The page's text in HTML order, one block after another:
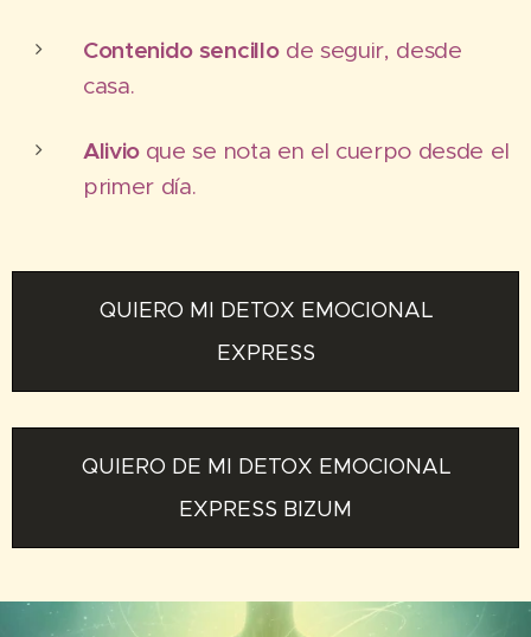
Contenido sencillode seguir, desde
casa.
Alivio que se nota en el cuerpo desde el
primer día.
QUIERO MI DETOX EMOCIONAL
EXPRESS
QUIERO DE MI DETOX EMOCIONAL
EXPRESS BIZUM